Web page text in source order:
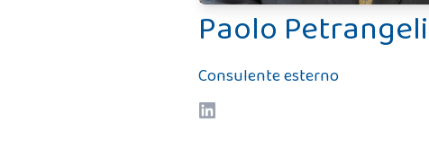
Paolo Petrangeli
Consulente esterno
LinkedIn